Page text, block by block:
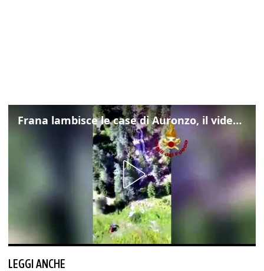
Frana lambisce le case di Auronzo, il video dall'elicottero dei vigili del fuoco
LEGGI ANCHE